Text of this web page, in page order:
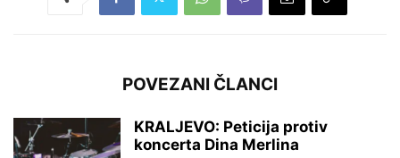
POVEZANI ČLANCI
KRALJEVO: Peticija protiv
koncerta Dina Merlina